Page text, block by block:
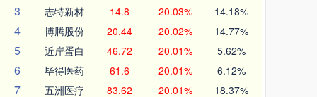
3 志特新材 14.8 20.03% 14.18%
4 博腾股份 20.44 20.02% 14.77%
5 近岸蛋白 46.72 20.01% 5.62%
6 毕得医药 61.6 20.01% 6.12%
7 五洲医疗 83.62 20.01% 18.37%